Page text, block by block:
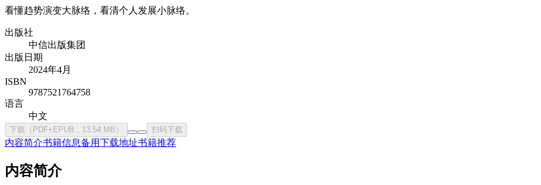
看懂趋势演变大脉络，看清个人发展小脉络。
出版社
中信出版集团
出版日期
2024年4月
ISBN
9787521764758
语言
中文
下载（PDF+EPUB，13.54 MB） 扫码下载
内容简介书籍信息备用下载地址书籍推荐
内容简介